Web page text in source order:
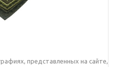
представленных на сайте,